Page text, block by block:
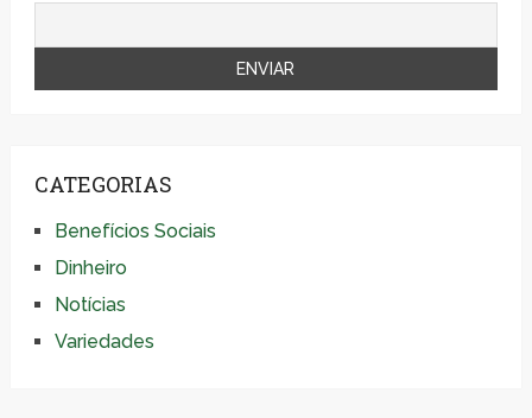
CATEGORIAS
Benefícios Sociais
Dinheiro
Notícias
Variedades